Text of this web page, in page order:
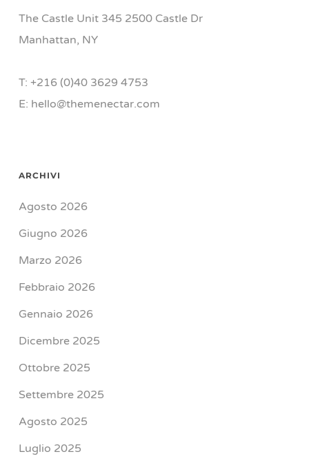
The Castle Unit 345 2500 Castle Dr
Manhattan, NY
T: +216 (0)40 3629 4753
E: hello@themenectar.com
ARCHIVI
Agosto 2026
Giugno 2026
Marzo 2026
Febbraio 2026
Gennaio 2026
Dicembre 2025
Ottobre 2025
Settembre 2025
Agosto 2025
Luglio 2025